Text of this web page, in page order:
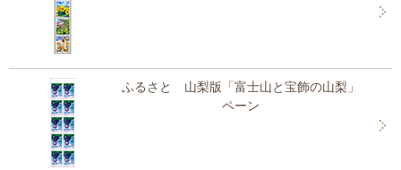
ふるさと 山梨版「富士山と宝飾の山梨」
ペーン